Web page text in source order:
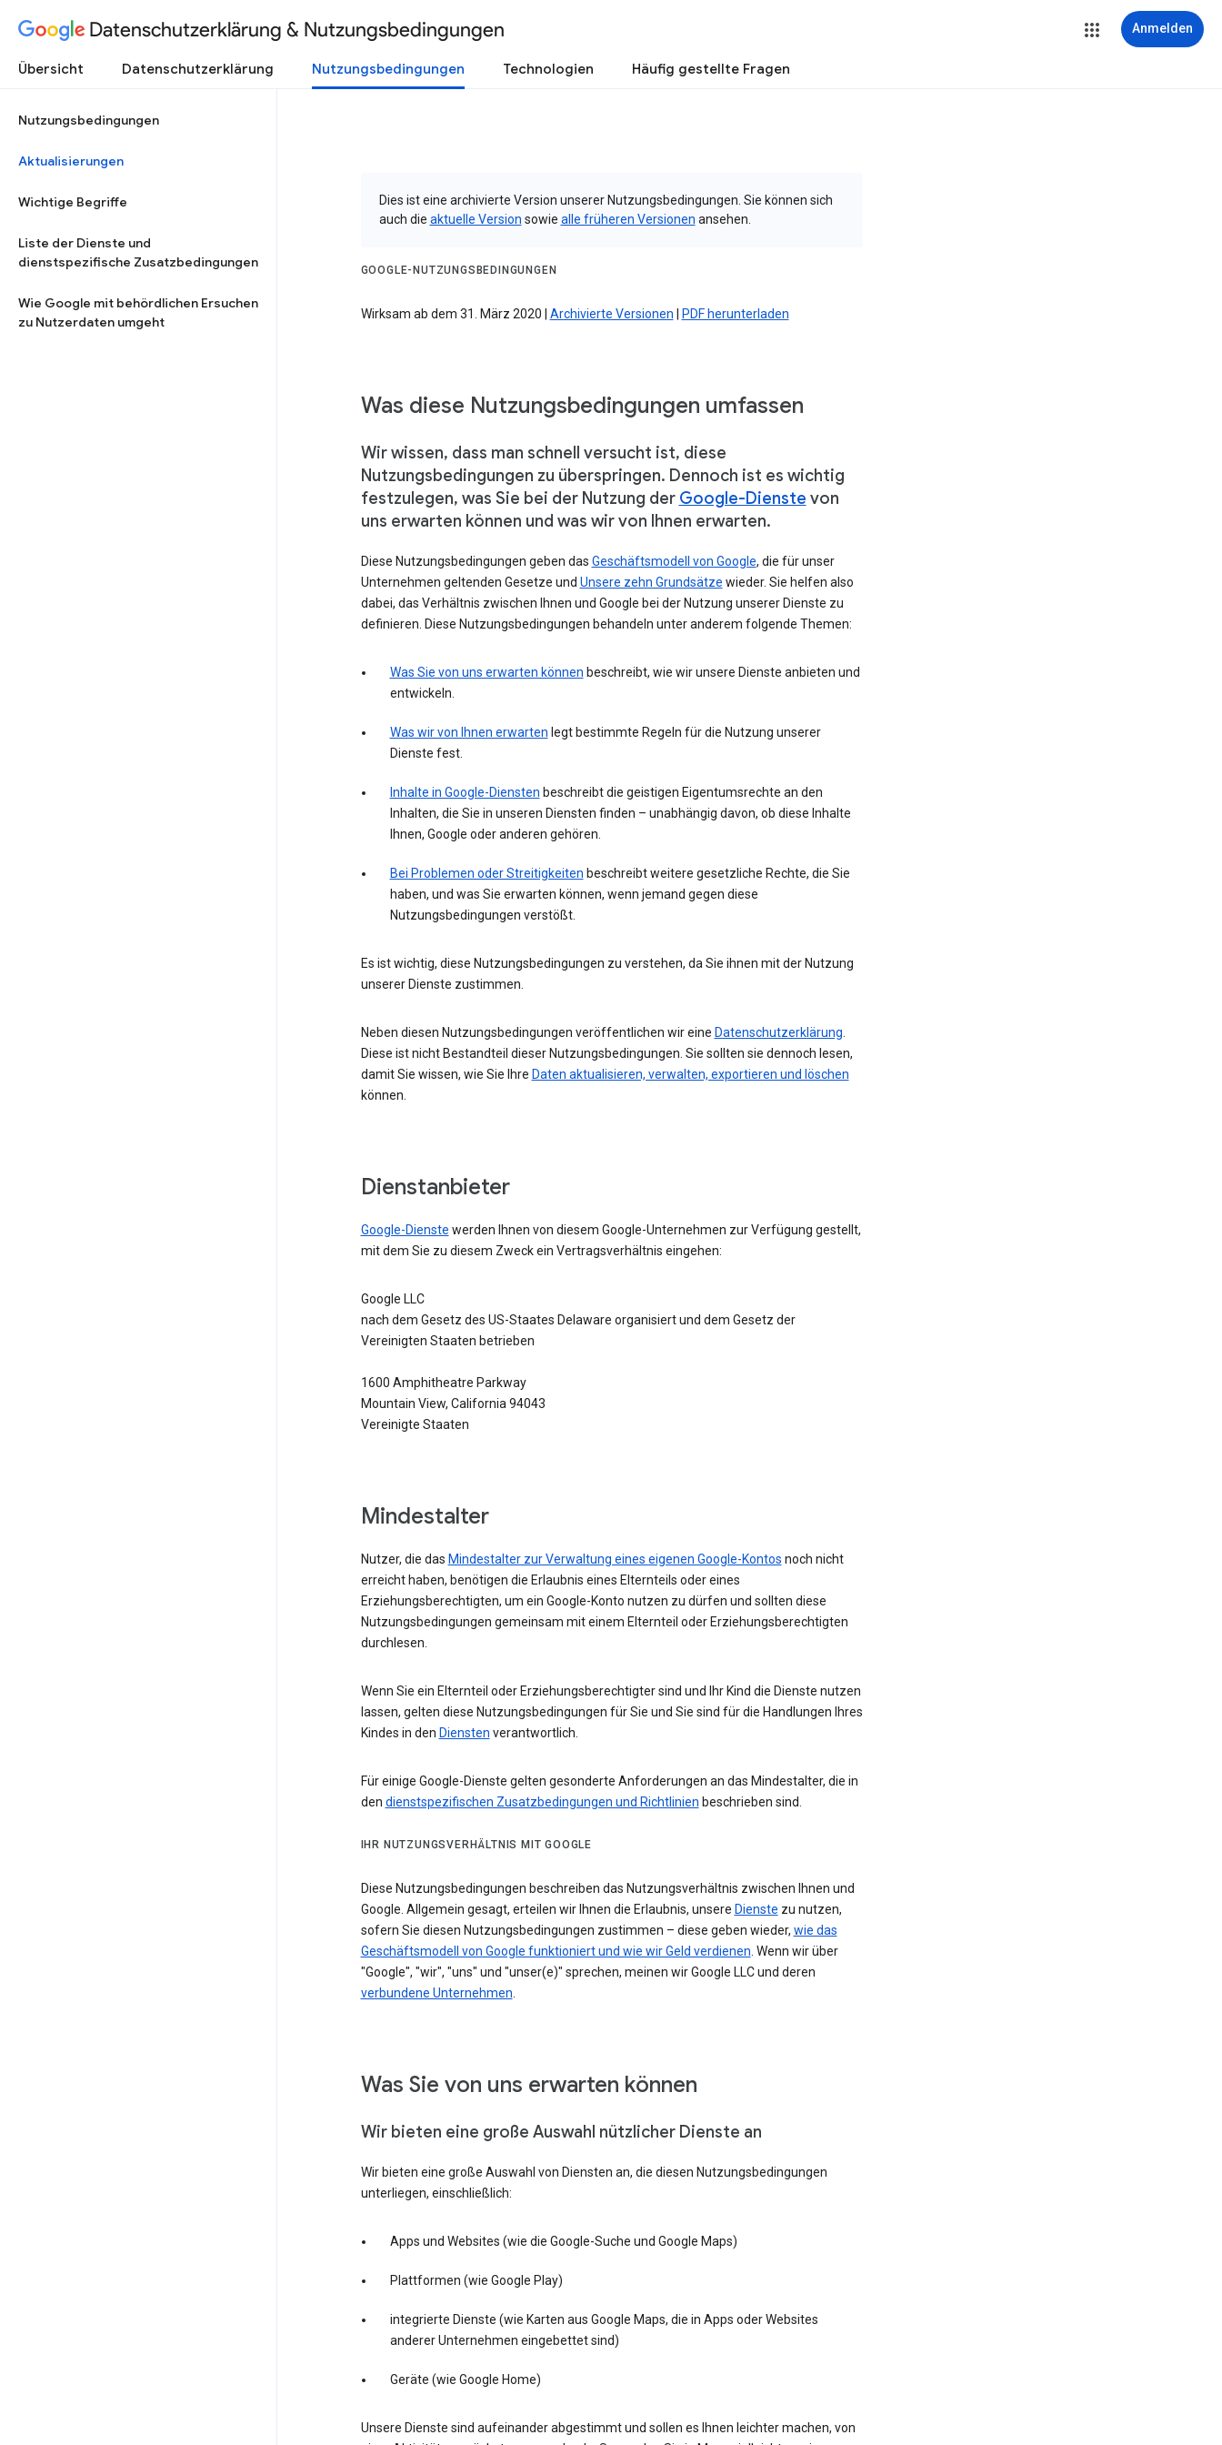
Datenschutzerklärung & Nutzungsbedingungen Anmelden
Übersicht Datenschutzerklärung Nutzungsbedingungen Technologien Häufig gestellte Fragen
Nutzungsbedingungen
Aktualisierungen
Wichtige Begriffe
Liste der Dienste und
dienstspezifische Zusatzbedingungen
Wie Google mit behördlichen Ersuchen
zu Nutzerdaten umgeht
Dies ist eine archivierte Version unserer Nutzungsbedingungen. Sie können sich
auch die aktuelle Version sowie alle früheren Versionen ansehen.
GOOGLE-NUTZUNGSBEDINGUNGEN
Wirksam ab dem 31. März 2020 | Archivierte Versionen PDF herunterladen
Was diese Nutzungsbedingungen umfassen
Wir wissen, dass man schnell versucht ist, diese
Nutzungsbedingungen zu überspringen. Dennoch ist es wichtig
festzulegen, was Sie bei der Nutzung der Google-Dienste von
uns erwarten können und was wir von Ihnen erwarten.
Diese Nutzungsbedingungen geben das Geschäftsmodell von Google, die für unser
Unternehmen geltenden Gesetze und Unsere zehn Grundsätze wieder. Sie helfen also
dabei, das Verhältnis zwischen Ihnen und Google bei der Nutzung unserer Dienste zu
definieren. Diese Nutzungsbedingungen behandeln unter anderem folgende Themen:
Was Sie von uns erwarten können beschreibt, wie wir unsere Dienste anbieten und
entwickeln.
Was wir von Ihnen erwarten legt bestimmte Regeln für die Nutzung unserer
Dienste fest.
Inhalte in Google-Diensten beschreibt die geistigen Eigentumsrechte an den
Inhalten, die Sie in unseren Diensten finden – unabhängig davon, ob diese Inhalte
Ihnen, Google oder anderen gehören.
Bei Problemen oder Streitigkeiten beschreibt weitere gesetzliche Rechte, die Sie
haben, und was Sie erwarten können, wenn jemand gegen diese
Nutzungsbedingungen verstößt.
Es ist wichtig, diese Nutzungsbedingungen zu verstehen, da Sie ihnen mit der Nutzung
unserer Dienste zustimmen.
Neben diesen Nutzungsbedingungen veröffentlichen wir eine Datenschutzerklärung.
Diese ist nicht Bestandteil dieser Nutzungsbedingungen. Sie sollten sie dennoch lesen,
damit Sie wissen, wie Sie Ihre Daten aktualisieren, verwalten, exportieren und löschen
können.
Dienstanbieter
Google-Dienste werden Ihnen von diesem Google-Unternehmen zur Verfügung gestellt,
mit dem Sie zu diesem Zweck ein Vertragsverhältnis eingehen:
Google LLC
nach dem Gesetz des US-Staates Delaware organisiert und dem Gesetz der
Vereinigten Staaten betrieben
1600 Amphitheatre Parkway
Mountain View, California 94043
Vereinigte Staaten
Mindestalter
Nutzer, die das Mindestalter zur Verwaltung eines eigenen Google-Kontos noch nicht
erreicht haben, benötigen die Erlaubnis eines Elternteils oder eines
Erziehungsberechtigten, um ein Google-Konto nutzen zu dürfen und sollten diese
Nutzungsbedingungen gemeinsam mit einem Elternteil oder Erziehungsberechtigten
durchlesen.
Wenn Sie ein Elternteil oder Erziehungsberechtigter sind und Ihr Kind die Dienste nutzen
lassen, gelten diese Nutzungsbedingungen für Sie und Sie sind für die Handlungen Ihres
Kindes in den Diensten verantwortlich.
Für einige Google-Dienste gelten gesonderte Anforderungen an das Mindestalter, die in
den dienstspezifischen Zusatzbedingungen und Richtlinien beschrieben sind.
IHR NUTZUNGSVERHÄLTNIS MIT GOOGLE
Diese Nutzungsbedingungen beschreiben das Nutzungsverhältnis zwischen Ihnen und
Google. Allgemein gesagt, erteilen wir Ihnen die Erlaubnis, unsere Dienste zu nutzen,
sofern Sie diesen Nutzungsbedingungen zustimmen – diese geben wieder, wie das
Geschäftsmodell von Google funktioniert und wie wir Geld verdienen. Wenn wir über
"Google", "wir", "uns" und "unser(e)" sprechen, meinen wir Google LLC und deren
verbundene Unternehmen.
Was Sie von uns erwarten können
Wir bieten eine große Auswahl nützlicher Dienste an
Wir bieten eine große Auswahl von Diensten an, die diesen Nutzungsbedingungen
unterliegen, einschließlich:
Apps und Websites (wie die Google-Suche und Google Maps)
Plattformen (wie Google Play)
integrierte Dienste (wie Karten aus Google Maps, die in Apps oder Websites
anderer Unternehmen eingebettet sind)
Geräte (wie Google Home)
Unsere Dienste sind aufeinander abgestimmt und sollen es Ihnen leichter machen, von